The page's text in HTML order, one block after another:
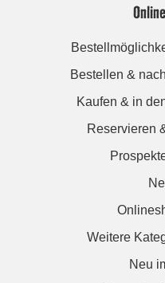
Bestellen &
Kaufen & in
Reservieren
Weitere
Neu